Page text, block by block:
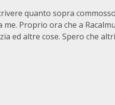
quanto sopra
Proprio ora che a
ed altre cose. Spero che